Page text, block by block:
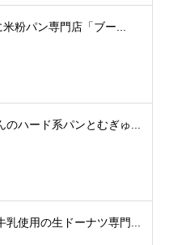
粉パン専門店「ブー...
のハード系パンとむぎゅ...
乳使用の生ドーナツ専門...